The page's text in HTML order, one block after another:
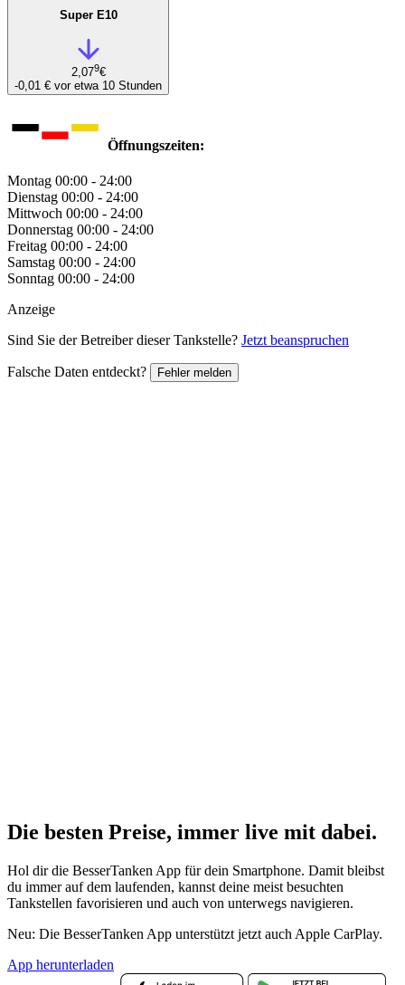
Super E10
2,079€
-0,01 € vor etwa 10 Stunden
Öffnungszeiten:
Montag 00:00 - 24:00
Dienstag 00:00 - 24:00
Mittwoch 00:00 - 24:00
Donnerstag 00:00 - 24:00
Freitag 00:00 - 24:00
Samstag 00:00 - 24:00
Sonntag 00:00 - 24:00
Anzeige
Sind Sie der Betreiber dieser Tankstelle? Jetzt beanspruchen
Falsche Daten entdeckt? Fehler melden
Die besten Preise, immer live mit dabei.
Hol dir die BesserTanken App für dein Smartphone. Damit bleibst
du immer auf dem laufenden, kannst deine meist besuchten
Tankstellen favorisieren und auch von unterwegs navigieren.
Neu: Die BesserTanken App unterstützt jetzt auch Apple CarPlay.
App herunterladen